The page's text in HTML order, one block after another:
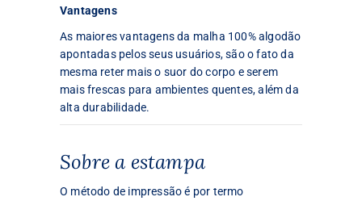
Vantagens
As maiores vantagens da malha 100% algodão
apontadas pelos seus usuários, são o fato da
mesma reter mais o suor do corpo e serem
mais frescas para ambientes quentes, além da
alta durabilidade.
Sobre a estampa
O método de impressão é por termo